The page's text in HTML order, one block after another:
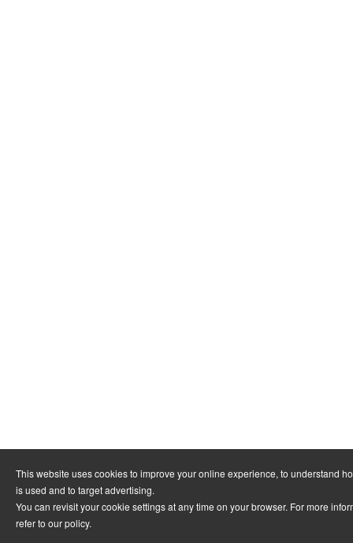
This website uses cookies to improve your online experience, to understand
is used and to target advertising.
You can revisit your cookie settings at any time on your browser. For more
refer to our policy.